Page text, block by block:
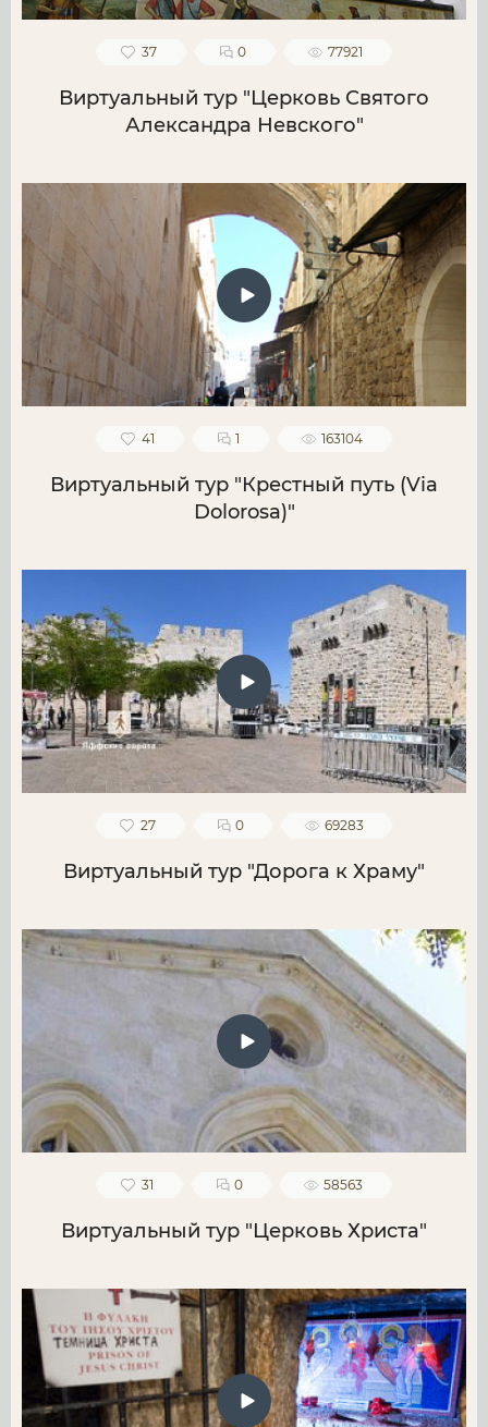
37 0 77921
Виртуальный тур "Церковь Святого
Александра Невского"
41 1 163104
Виртуальный тур "Крестный путь (Via
Dolorosa)"
27 0 69283
Виртуальный тур "Дорога к Храму"
31 0 58563
Виртуальный тур "Церковь Христа"